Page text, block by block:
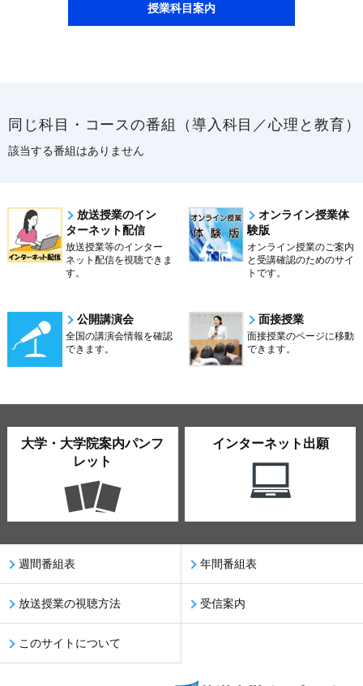
授業科目案内
同じ科目・コースの番組（導入科目／心理と教育）
該当する番組はありません
放送授業のイン
ターネット配信
放送授業等のインター
ネット配信を視聴できま
す。
オンライン授業体
験版
オンライン授業のご案内
と受講確認のためのサイ
トです。
公開講演会
全国の講演会情報を確認
できます。
面接授業
面接授業のページに移動
できます。
大学・大学院案内パンフ
レット
インターネット出願
週間番組表 年間番組表
放送授業の視聴方法 受信案内
このサイトについて